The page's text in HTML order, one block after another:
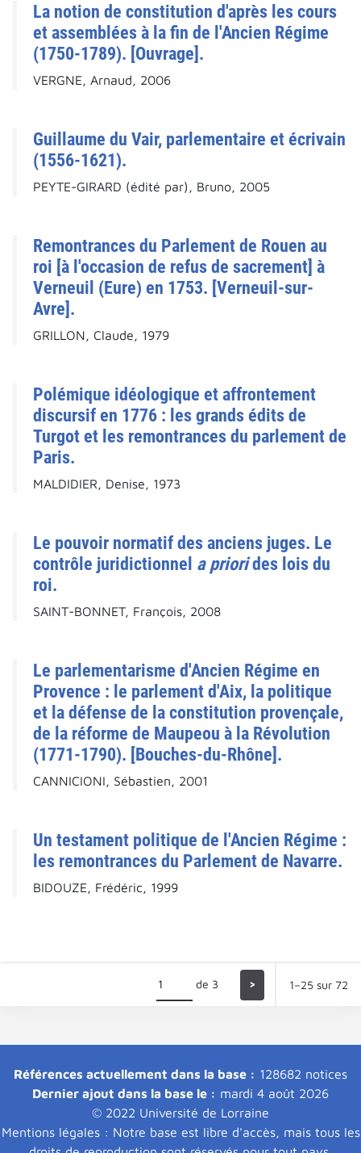
La notion de constitution d'après les cours
et assemblées à la fin de l'Ancien Régime
(1750-1789). [Ouvrage].
VERGNE, Arnaud, 2006
Guillaume du Vair, parlementaire et écrivain
(1556-1621).
PEYTE-GIRARD (édité par), Bruno, 2005
Remontrances du Parlement de Rouen au
roi [à l'occasion de refus de sacrement] à
Verneuil (Eure) en 1753. [Verneuil-sur-
Avre].
GRILLON, Claude, 1979
Polémique idéologique et affrontement
discursif en 1776 : les grands édits de
Turgot et les remontrances du parlement de
Paris.
MALDIDIER, Denise, 1973
Le pouvoir normatif des anciens juges. Le
contrôle juridictionnel a priorides lois du
roi.
SAINT-BONNET, François, 2008
Le parlementarisme d'Ancien Régime en
Provence : le parlement d'Aix, la politique
et la défense de la constitution provençale,
de la réforme de Maupeou à la Révolution
(1771-1790). [Bouches-du-Rhône].
CANNICIONI, Sébastien, 2001
Un testament politique de l'Ancien Régime :
les remontrances du Parlement de Navarre.
BIDOUZE, Frédéric, 1999
de 3 > 1–25 sur 72
Références actuellement dans la base : 128682 notices
Dernier ajout dans la base le : mardi 4 août 2026
© 2022 Université de Lorraine
Mentions légales : Notre base est libre d'accès, mais tous les